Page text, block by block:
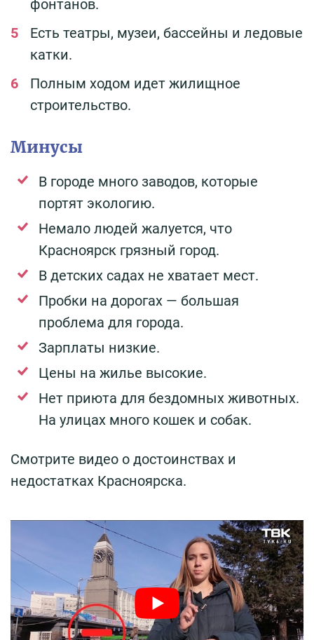
фонтанов.
Есть театры, музеи, бассейны и ледовые
катки.
Полным ходом идет жилищное
строительство.
Минусы
В городе много заводов, которые
портят экологию.
Немало людей жалуется, что
Красноярск грязный город.
В детских садах не хватает мест.
Пробки на дорогах — большая
проблема для города.
Зарплаты низкие.
Цены на жилье высокие.
Нет приюта для бездомных животных.
На улицах много кошек и собак.
Смотрите видео о достоинствах и
недостатках Красноярска.